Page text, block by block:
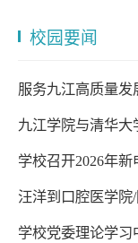
校园要闻
服务九江高质量
九江学院与清华
学校召开2026年
汪洋到口腔医学
学校党委理论学